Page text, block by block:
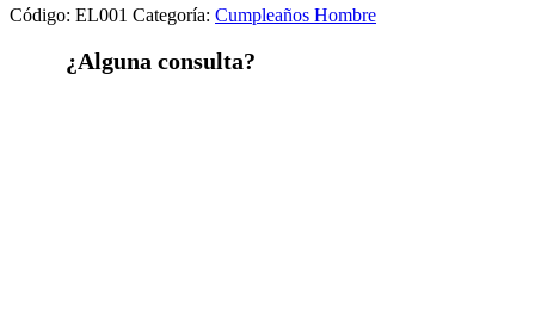
Código: EL001 Categoría: Cumpleaños Hombre
¿Alguna consulta?